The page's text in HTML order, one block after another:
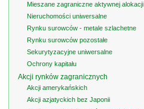
Mieszane zagraniczne aktywnej alokacji
Nieruchomości uniwersalne
Rynku surowców - metale szlachetne
Rynku surowców pozostałe
Sekurytyzacyjne uniwersalne
Ochrony kapitału
Akcji rynków zagranicznych
Akcji amerykańskich
Akcji azjatyckich bez Japonii